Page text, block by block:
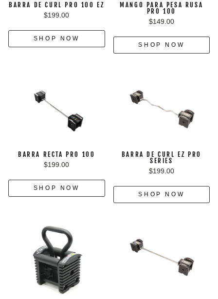
BARRA DE CURL PRO 100 EZ
$199.00
SHOP NOW
MANGO PARA PESA RUSA
PRO 100
$149.00
SHOP NOW
BARRA RECTA PRO 100
$199.00
SHOP NOW
BARRA DE CURL EZ PRO
SERIES
$199.00
SHOP NOW